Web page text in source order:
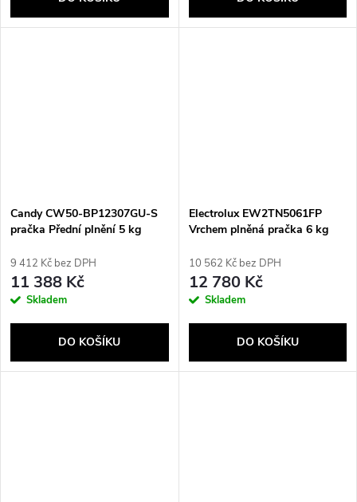
Candy CW50-BP12307GU-S
pračka Přední plnění 5 kg
9 412 Kč bez DPH
11 388 Kč
Skladem
DO KOŠÍKU
Electrolux EW2TN5061FP
Vrchem plněná pračka 6 kg
10 562 Kč bez DPH
12 780 Kč
Skladem
DO KOŠÍKU